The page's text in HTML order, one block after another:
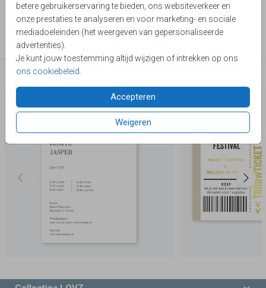
betere gebruikerservaring te bieden, ons websiteverkeer en
onze prestaties te analyseren en voor marketing- en sociale
mediadoeleinden (het weergeven van gepersonaliseerde
advertenties).
Je kunt jouw toestemming altijd wijzigen of intrekken op ons
ons cookiebeleid
Accepteren
Weigeren
Lievez
Collectie
Hip & Romantisch
Deze producten zijn wellicht ook iets voor je